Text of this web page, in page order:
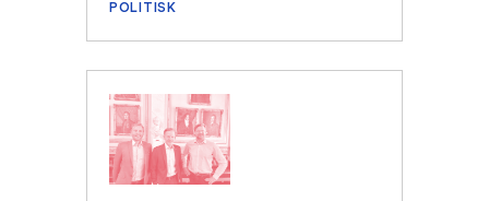
POLITISK